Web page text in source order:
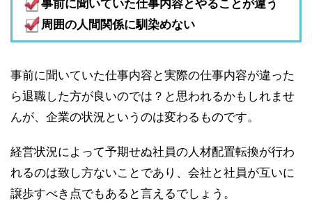
事前に聞いていた仕事内容とやることが違う
周囲の人間関係に馴染めない
事前に聞いていた仕事内容と実際の仕事内容が違った
ら退職した方が良いのでは？と思われるかもしれませ
んが、企業の状況というのは変わるものです。
経営状況によって予期せぬ社員の人材配置転換が行わ
れるのは致し方ないことであり、会社と社員が互いに
譲歩すべき点でもあると言えるでしょう。